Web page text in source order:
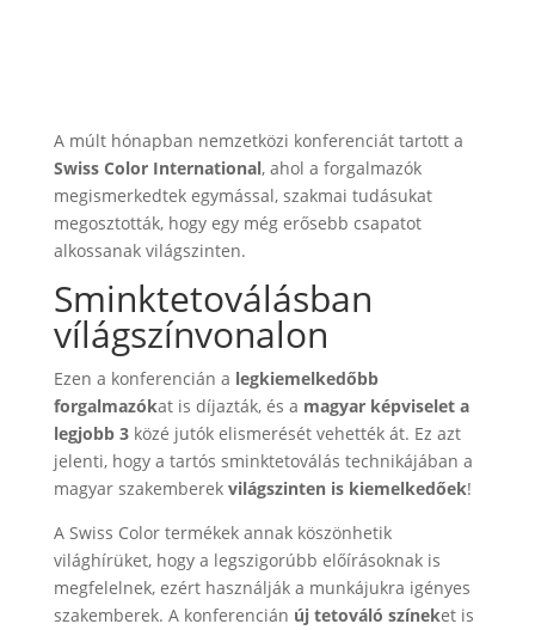
A múlt hónapban nemzetközi konferenciát tartott a
Swiss Color International, ahol a forgalmazók
megismerkedtek egymással, szakmai tudásukat
megosztották, hogy egy még erősebb csapatot
alkossanak világszinten.
Sminktetoválásban
vílágszínvonalon
Ezen a konferencián a legkiemelkedőbb
forgalmazókat is díjazták, és a magyar képviselet a
legjobb 3közé jutók elismerését vehették át. Ez azt
jelenti, hogy a tartós sminktetoválás technikájában a
magyar szakemberek világszinten is kiemelkedőek!
A Swiss Color termékek annak köszönhetik
világhírüket, hogy a legszigorúbb előírásoknak is
megfelelnek, ezért használják a munkájukra igényes
szakemberek. A konferencián új tetováló színeket is